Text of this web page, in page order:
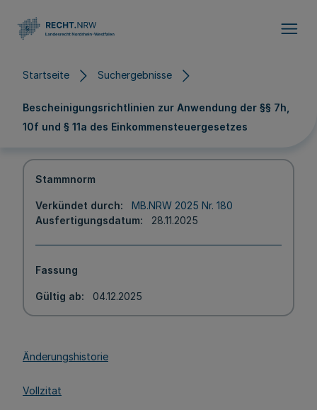
Startseite Suchergebnisse
Bescheinigungsrichtlinien zur Anwendung der §§ 7h,
10f und § 11a des Einkommensteuergesetzes
Stammnorm
Verkündet durch
MB.NRW 2025 Nr. 180
Ausfertigungsdatum
28.11.2025
Fassung
Gültig ab 04.12.2025
Änderungshistorie
Vollzitat